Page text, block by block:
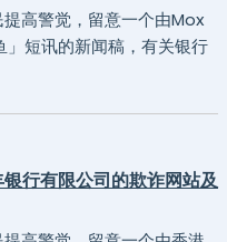
高警觉，留意一个由Mox
短讯的新闻稿，有关银行
行有限公司的欺诈网站及